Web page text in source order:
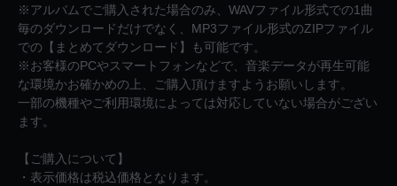
※アルバムでご購入された場合のみ、WAVファイル形式での1曲
毎のダウンロードだけでなく、MP3ファイル形式のZIPファイル
での【まとめてダウンロード】も可能です。
※お客様のPCやスマートフォンなどで、音楽データが再生可能
な環境かお確かめの上、ご購入頂けますようお願いします。
一部の機種やご利用環境によっては対応していない場合がござい
ます。
【ご購入について】
・表示価格は税込価格となります。